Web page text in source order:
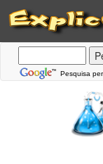
Pesquisa